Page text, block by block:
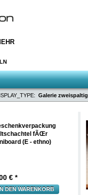
Galerie zweispaltig
fÃŒr
(E - ethno)
€ *
DEN WARENKORB